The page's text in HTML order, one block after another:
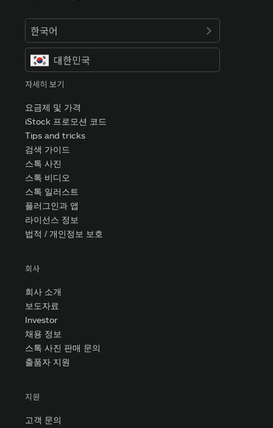
한국어
대한민국
자세히 보기
요금제 및 가격
iStock 프로모션 코드
Tips and tricks
검색 가이드
스톡 사진
스톡 비디오
스톡 일러스트
플러그인과 앱
라이선스 정보
법적 / 개인정보 보호
회사
회사 소개
보도자료
Investor
채용 정보
스톡 사진 판매 문의
출품자 지원
지원
고객 문의